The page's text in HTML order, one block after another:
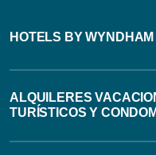
HOTELS BY WYNDHAM
ALQUILERES
TURÍSTICOS Y